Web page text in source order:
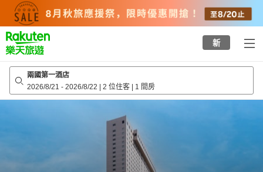
top
page
新
兩國第一酒店
2026/8/21 - 2026/8/22 | 2 位住客 | 1 間房